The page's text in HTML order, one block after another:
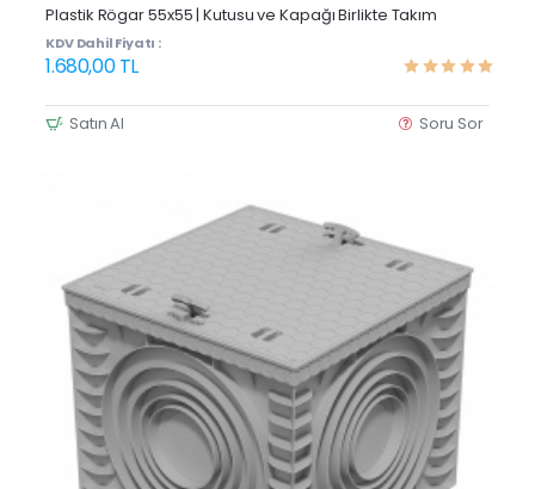
Plastik Rögar 55x55 | Kutusu ve Kapağı Birlikte Takım
KDV Dahil Fiyatı :
1.680,00 TL
Satın Al Soru Sor